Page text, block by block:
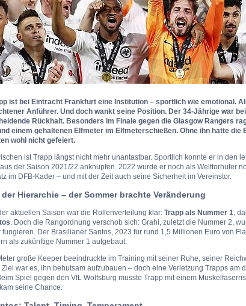
ist bei Eintracht Frankfurt eine Institution – sportlich wie emotional.
Anführer. Und doch wankt seine Position. Der 34-Jährige war
Rückhalt. Besonders im Finale gegen die Glasgow Rangers
einem gehaltenen Elfmeter im Elfmeterschießen. Ohne ihn hätte
wohl nicht gefeiert.
ist Trapp längst nicht mehr unantastbar. Sportlich konnte er in den
der Saison 2021/22 anknüpfen. 2022 wurde er noch als Welttorhüter
im DFB-Kader – und mit der Zeit auch seine Sicherheit im Vereinstor.
Hierarchie – der Sommer brachte Veränderung
aktuellen Saison war die Rollenverteilung klar: Trapp als Nummer 1,
. Doch die Rangordnung verschob sich: Grahl, zuletzt die Nummer 2,
fungieren. Der Brasilianer Santos, 2023 für rund 1,5 Millionen Euro von
als zukünftige Nummer 1 aufgebaut.
große Keeper beeindruckte im Training mit seiner Ruhe, seiner
Ziel war es, ihn behutsam aufzubauen – doch eine Verletzung Trapps am
Spiel gegen den VfL Wolfsburg musste Trapp mit einem
seine Chance.